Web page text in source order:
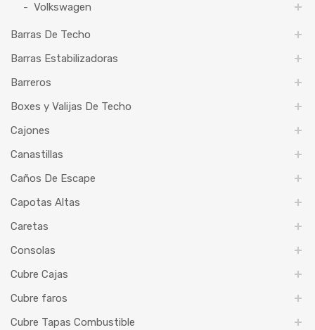
Volkswagen
Barras De Techo
Barras Estabilizadoras
Barreros
Boxes y Valijas De Techo
Cajones
Canastillas
Caños De Escape
Capotas Altas
Caretas
Consolas
Cubre Cajas
Cubre faros
Cubre Tapas Combustible